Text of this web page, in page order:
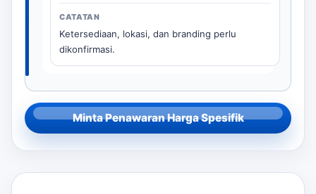
Ketersediaan, lokasi, dan branding perlu
dikonfirmasi.
Minta Penawaran Harga Spesifik